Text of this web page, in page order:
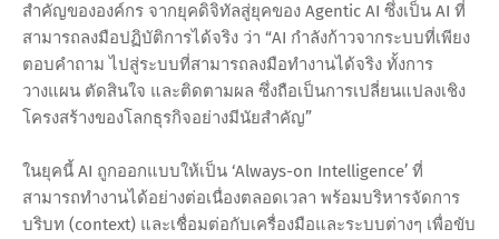
สำคัญขององค์กร จากยุคดิจิทัลสู่ยุคของ Agentic AI ซึ่งเป็น AI ที่
สามารถลงมือปฏิบัติการได้จริง ว่า “AI กำลังก้าวจากระบบที่เพียง
ตอบคำถาม ไปสู่ระบบที่สามารถลงมือทำงานได้จริง ทั้งการ
วางแผน ตัดสินใจ และติดตามผล ซึ่งถือเป็นการเปลี่ยนแปลงเชิง
โครงสร้างของโลกธุรกิจอย่างมีนัยสำคัญ”
ในยุคนี้ AI ถูกออกแบบให้เป็น ‘Always-on Intelligence’ ที่
สามารถทำงานได้อย่างต่อเนื่องตลอดเวลา พร้อมบริหารจัดการ
บริบท (context) และเชื่อมต่อกับเครื่องมือและระบบต่างๆ เพื่อขับ